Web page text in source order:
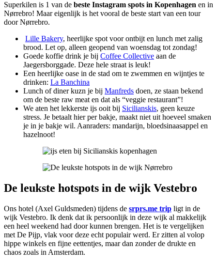
Superkilen is 1 van de beste Instagram spots in Kopenhagen en in
Nørrebro! Maar eigenlijk is het vooral de beste start van een tour
door Nørrebro.
Lille Bakery, heerlijke spot voor ontbijt en lunch met zalig
brood. Let op, alleen geopend van woensdag tot zondag!
Goede koffie drink je bij Coffee Collective aan de
Jaegersborggade. Deze hele straat is leuk!
Een heerlijke oase in de stad om te zwemmen en wijntjes te
drinken: La Banchina
Lunch of diner kuzn je bij Manfreds doen, ze staan bekend
om de beste raw meat en dat als “veggie restaurant”!
We aten het lekkerste ijs ooit bij Sicilianskis, geen keuze
stress. Je betaalt hier per bakje, maakt niet uit hoeveel smaken
je in je bakje wil. Aanraders: mandarijn, bloedsinaasappel en
hazelnoot!
De leukste hotspots in de wijk Vestebro
Ons hotel (Axel Guldsmeden) tijdens de srprs.me trip ligt in de
wijk Vestebro. Ik denk dat ik persoonlijk in deze wijk al makkelijk
een heel weekend had door kunnen brengen. Het is te vergelijken
met De Pijp, vlak voor deze echt populair werd. Er zitten al volop
hippe winkels en fijne eettentjes, maar dan zonder de drukte en
chaos zoals in Amsterdam.